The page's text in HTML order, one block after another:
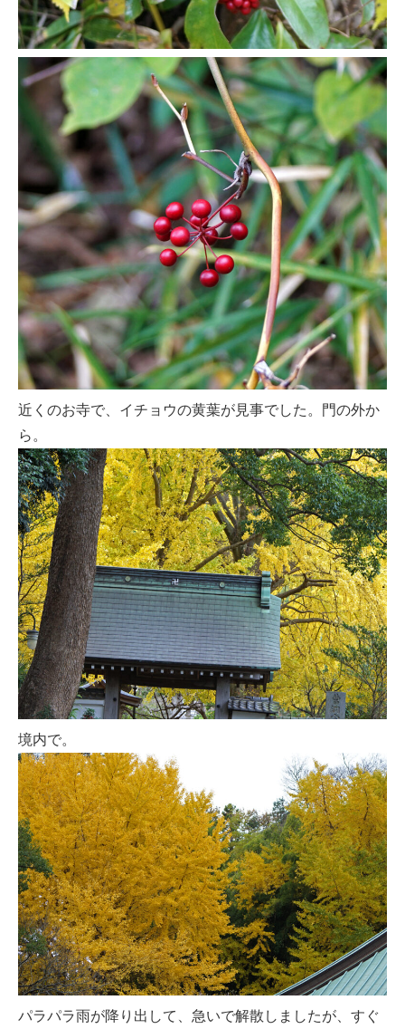
近くのお寺で、イチョウの黄葉が見事でした。門の外か
ら。
境内で。
パラパラ雨が降り出して、急いで解散しましたが、すぐ